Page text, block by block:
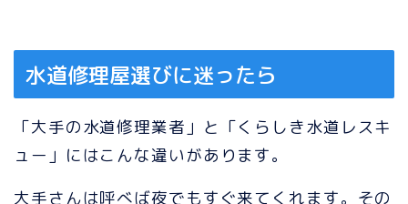
水道修理屋選びに迷ったら
「大手の水道修理業者」と「くらしき水道レスキ
ュー」にはこんな違いがあります。
大手さんは呼べば夜でもすぐ来てくれます。その